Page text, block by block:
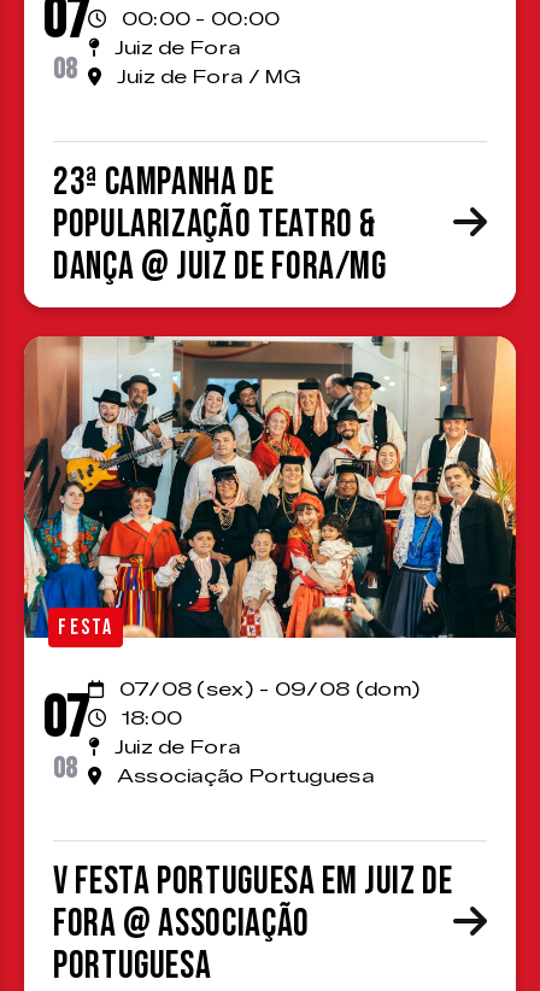
07
08
00:00 - 00:00
Juiz de Fora
Juiz de Fora / MG
23ª Campanha de
Popularização Teatro &
Dança @ Juiz de Fora/MG
FESTA
07
08
07/08 (sex) - 09/08 (dom)
18:00
Juiz de Fora
Associação Portuguesa
V Festa Portuguesa em Juiz de
Fora @ Associação
Portuguesa